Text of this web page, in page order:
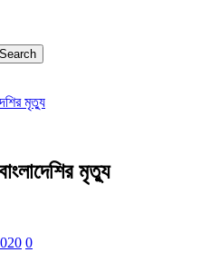
Search
মৃত্যু
মৃত্যু
0